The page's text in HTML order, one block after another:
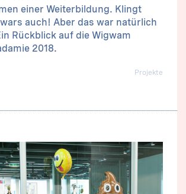
einer Weiterbildung. Klingt
auch! Aber das war natürlich
Rückblick auf die Wigwam
2018.
Projekte